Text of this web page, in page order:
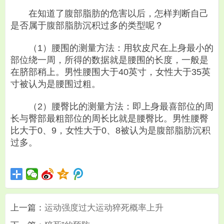
在知道了腹部脂肪的危害以后，怎样判断自己
是否属于腹部脂肪沉积过多的类型呢？
（1）腰围的测量方法：用软皮尺在上身最小的
部位绕一周，所得的数据就是腰围的长度，一般是
在脐部稍上。男性腰围大于40英寸，女性大于35英
寸被认为是腰围过粗。
（2）腰臀比的测量方法：即上身最喜部位的周
长与臀部最粗部位的周长比就是腰臀比。男性腰臀
比大于0、9，女性大于0、8被认为是腹部脂肪沉积
过多。
上一篇： 运动强度过大运动猝死概率上升